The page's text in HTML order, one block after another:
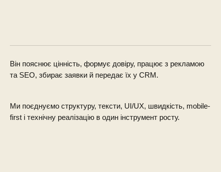
Він пояснює цінність, формує довіру, працює з рекламою
та SEO, збирає заявки й передає їх у CRM.
Ми поєднуємо структуру, тексти, UI/UX, швидкість, mobile-
first і технічну реалізацію в один інструмент росту.